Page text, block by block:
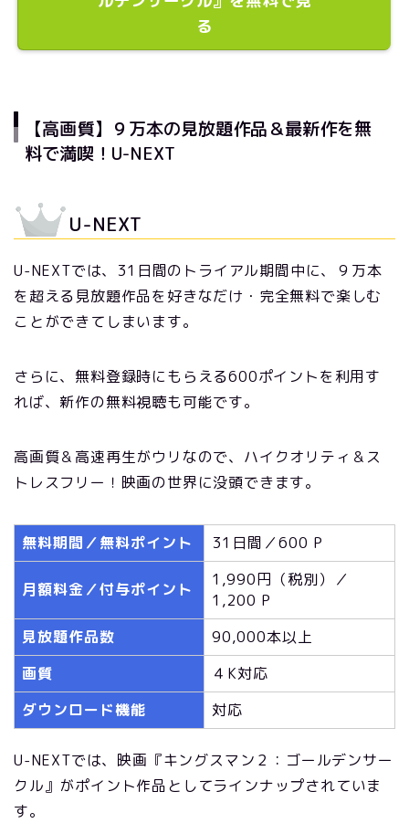
る
【高画質】９万本の見放題作品＆最新作を無
料で満喫！U-NEXT
U-NEXT
U-NEXTでは、31日間のトライアル期間中に、９万本
を超える見放題作品を好きなだけ・完全無料で楽しむ
ことができてしまいます。
さらに、無料登録時にもらえる600ポイントを利用す
れば、新作の無料視聴も可能です。
高画質＆高速再生がウリなので、ハイクオリティ＆ス
トレスフリー！映画の世界に没頭できます。
無料期間／無料ポイント 31日間／600 P
月額料金／付与ポイント
1,990円（税別）／
1,200 P
見放題作品数
90,000本以上
画質
４K対応
ダウンロード機能
対応
U-NEXTでは、映画『キングスマン２：ゴールデンサー
クル』がポイント作品としてラインナップされていま
す。